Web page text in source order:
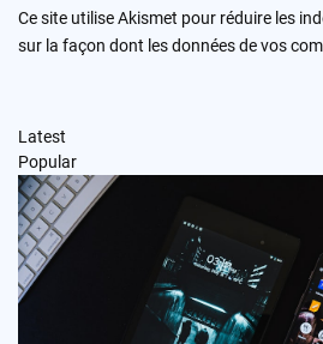
Ce site utilise Akismet pour réduire les
sur la façon dont les données de vos
Latest
Popular